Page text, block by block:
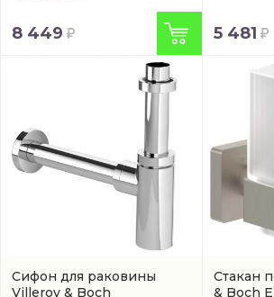
8 449 5 481
Сифон для раковины
Villeroy & Boch
Стакан
& Boch